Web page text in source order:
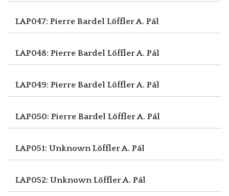
LAP047: Pierre Bardel Löffler A. Pál
LAP048: Pierre Bardel Löffler A. Pál
LAP049: Pierre Bardel Löffler A. Pál
LAP050: Pierre Bardel Löffler A. Pál
LAP051: UnknownLöffler A. Pál
LAP052: UnknownLöffler A. Pál